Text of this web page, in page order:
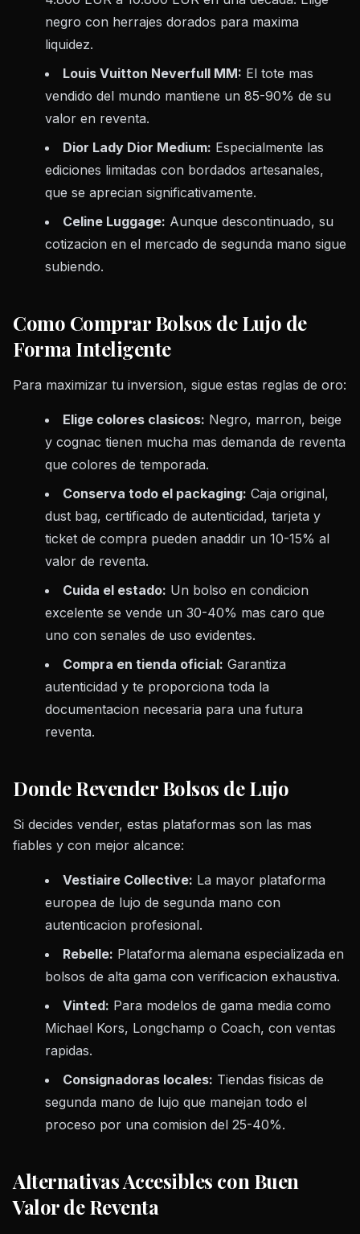
negro con herrajes dorados para maxima
liquidez.
Louis Vuitton Neverfull MM: El tote mas
vendido del mundo mantiene un 85-90% de su
valor en reventa.
Dior Lady Dior Medium: Especialmente las
ediciones limitadas con bordados artesanales,
que se aprecian significativamente.
Celine Luggage: Aunque descontinuado, su
cotizacion en el mercado de segunda mano sigue
subiendo.
Como Comprar Bolsos de Lujo de
Forma Inteligente
Para maximizar tu inversion, sigue estas reglas de oro:
Elige colores clasicos: Negro, marron, beige
y cognac tienen mucha mas demanda de reventa
que colores de temporada.
Conserva todo el packaging: Caja original,
dust bag, certificado de autenticidad, tarjeta y
ticket de compra pueden anaddir un 10-15% al
valor de reventa.
Cuida el estado: Un bolso en condicion
excelente se vende un 30-40% mas caro que
uno con senales de uso evidentes.
Compra en tienda oficial: Garantiza
autenticidad y te proporciona toda la
documentacion necesaria para una futura
reventa.
Donde Revender Bolsos de Lujo
Si decides vender, estas plataformas son las mas
fiables y con mejor alcance:
Vestiaire Collective: La mayor plataforma
europea de lujo de segunda mano con
autenticacion profesional.
Rebelle: Plataforma alemana especializada en
bolsos de alta gama con verificacion exhaustiva.
Vinted: Para modelos de gama media como
Michael Kors, Longchamp o Coach, con ventas
rapidas.
Consignadoras locales: Tiendas fisicas de
segunda mano de lujo que manejan todo el
proceso por una comision del 25-40%.
Alternativas Accesibles con Buen
Valor de Reventa